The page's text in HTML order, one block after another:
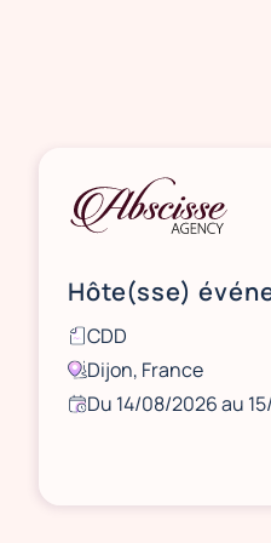
CDD
Dijon, France
Du 14/08/2026 au